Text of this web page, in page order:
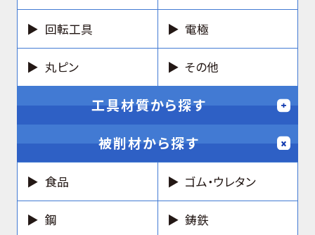
回転工具 電極
丸ピン その他
工具材質から探す
被削材から探す
食品 ゴム・ウレタン
鋼 鋳鉄